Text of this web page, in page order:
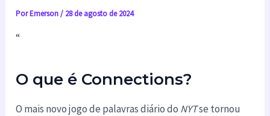
PorEmerson/ 28 de agosto de 2024
“
O que é Connections?
O mais novo jogo de palavras diário do NYTse tornou